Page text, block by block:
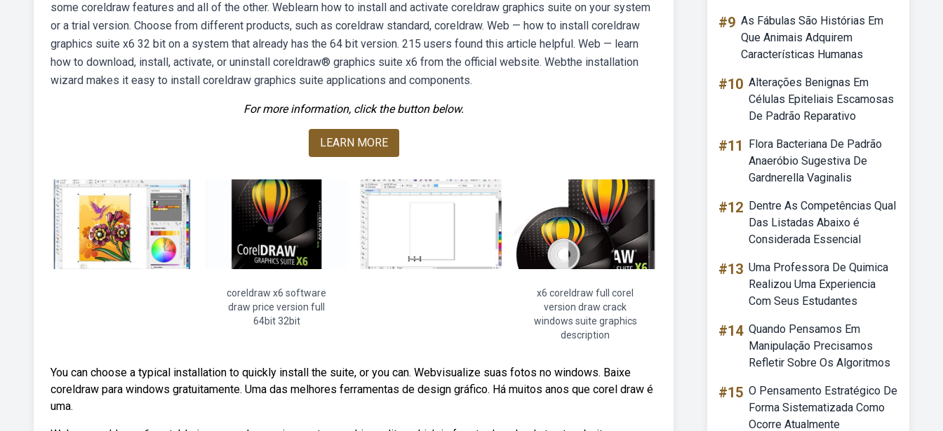
some coreldraw features and all of the other. Weblearn how to install and activate coreldraw graphics suite on your system
or a trial version. Choose from different products, such as coreldraw standard, coreldraw. Web — how to install coreldraw
graphics suite x6 32 bit on a system that already has the 64 bit version. 215 users found this article helpful. Web — learn
how to download, install, activate, or uninstall coreldraw® graphics suite x6 from the official website. Webthe installation
wizard makes it easy to install coreldraw graphics suite applications and components.
For more information, click the button below.
LEARN MORE
coreldraw x6 software
draw price version full
64bit 32bit
x6 coreldraw full corel
version draw crack
windows suite graphics
description
You can choose a typical installation to quickly install the suite, or you can. Webvisualize suas fotos no windows. Baixe
coreldraw para windows gratuitamente. Uma das melhores ferramentas de design gráfico. Há muitos anos que corel draw é
uma.
#9 As Fábulas São Histórias Em
Que Animais Adquirem
Características Humanas
#10 Alterações Benignas Em
Células Epiteliais Escamosas
De Padrão Reparativo
#11
Flora Bacteriana De Padrão
Anaeróbio Sugestiva De
Gardnerella Vaginalis
#12 Dentre As Competências Qual
Das Listadas Abaixo é
Considerada Essencial
#13 Uma Professora De Quimica
Realizou Uma Experiencia
Com Seus Estudantes
#14 Quando Pensamos Em
Manipulação Precisamos
Refletir Sobre Os Algoritmos
#15 O Pensamento Estratégico De
Forma Sistematizada Como
Ocorre Atualmente